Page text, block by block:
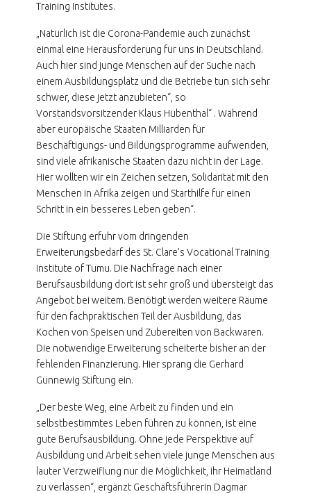
Training Institutes.
„Natürlich ist die Corona-Pandemie auch zunächst
einmal eine Herausforderung für uns in Deutschland.
Auch hier sind junge Menschen auf der Suche nach
einem Ausbildungsplatz und die Betriebe tun sich sehr
schwer, diese jetzt anzubieten“, so
Vorstandsvorsitzender Klaus Hübenthal“ . Während
aber europäische Staaten Milliarden für
Beschäftigungs- und Bildungsprogramme aufwenden,
sind viele afrikanische Staaten dazu nicht in der Lage.
Hier wollten wir ein Zeichen setzen, Solidarität mit den
Menschen in Afrika zeigen und Starthilfe für einen
Schritt in ein besseres Leben geben“.
Die Stiftung erfuhr vom dringenden
Erweiterungsbedarf des St. Clare’s Vocational Training
Institute of Tumu. Die Nachfrage nach einer
Berufsausbildung dort ist sehr groß und übersteigt das
Angebot bei weitem. Benötigt werden weitere Räume
für den fachpraktischen Teil der Ausbildung, das
Kochen von Speisen und Zubereiten von Backwaren.
Die notwendige Erweiterung scheiterte bisher an der
fehlenden Finanzierung. Hier sprang die Gerhard
Günnewig Stiftung ein.
„Der beste Weg, eine Arbeit zu finden und ein
selbstbestimmtes Leben führen zu können, ist eine
gute Berufsausbildung. Ohne jede Perspektive auf
Ausbildung und Arbeit sehen viele junge Menschen aus
lauter Verzweiflung nur die Möglichkeit, ihr Heimatland
zu verlassen“, ergänzt Geschäftsführerin Dagmar